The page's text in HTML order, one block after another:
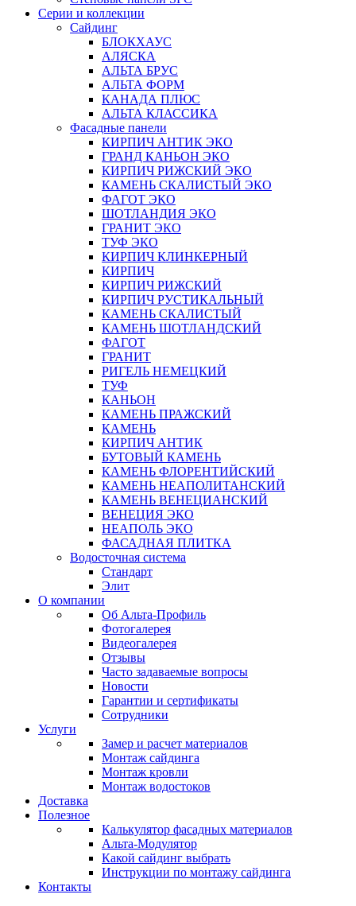
Серии и коллекции
Сайдинг
БЛОКХАУС
АЛЯСКА
АЛЬТА БРУС
АЛЬТА ФОРМ
КАНАДА ПЛЮС
АЛЬТА КЛАССИКА
Фасадные панели
КИРПИЧ АНТИК ЭКО
ГРАНД КАНЬОН ЭКО
КИРПИЧ РИЖСКИЙ ЭКО
КАМЕНЬ СКАЛИСТЫЙ ЭКО
ФАГОТ ЭКО
ШОТЛАНДИЯ ЭКО
ГРАНИТ ЭКО
ТУФ ЭКО
КИРПИЧ КЛИНКЕРНЫЙ
КИРПИЧ
КИРПИЧ РИЖСКИЙ
КИРПИЧ РУСТИКАЛЬНЫЙ
КАМЕНЬ СКАЛИСТЫЙ
КАМЕНЬ ШОТЛАНДСКИЙ
ФАГОТ
ГРАНИТ
РИГЕЛЬ НЕМЕЦКИЙ
ТУФ
КАНЬОН
КАМЕНЬ ПРАЖСКИЙ
КАМЕНЬ
КИРПИЧ АНТИК
БУТОВЫЙ КАМЕНЬ
КАМЕНЬ ФЛОРЕНТИЙСКИЙ
КАМЕНЬ НЕАПОЛИТАНСКИЙ
КАМЕНЬ ВЕНЕЦИАНСКИЙ
ВЕНЕЦИЯ ЭКО
НЕАПОЛЬ ЭКО
ФАСАДНАЯ ПЛИТКА
Водосточная система
Стандарт
Элит
О компании
Об Альта-Профиль
Фотогалерея
Видеогалерея
Отзывы
Часто задаваемые вопросы
Новости
Гарантии и сертификаты
Сотрудники
Услуги
Замер и расчет материалов
Монтаж сайдинга
Монтаж кровли
Монтаж водостоков
Доставка
Полезное
Калькулятор фасадных материалов
Альта-Модулятор
Какой сайдинг выбрать
Инструкции по монтажу сайдинга
Контакты